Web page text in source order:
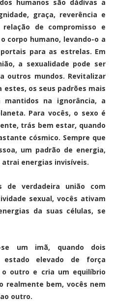
humanos são dádivas a
graça, reverência e
de compromisso e
corpo humano, levando-o a
para as estrelas. Em
a sexualidade pode ser
outros mundos. Revitalizar
estes, os seus padrões mais
mantidos na ignorância, a
Para vocês, o sexo é
trás bem estar, quando
cósmico. Sempre que
um padrão de energia,
energias invisíveis.
de verdadeira união com
sexual, vocês ativam
da suas células, se
um imã, quando dois
estado elevado de força
outro e cria um equilíbrio
realmente bem, vocês nem
outro.